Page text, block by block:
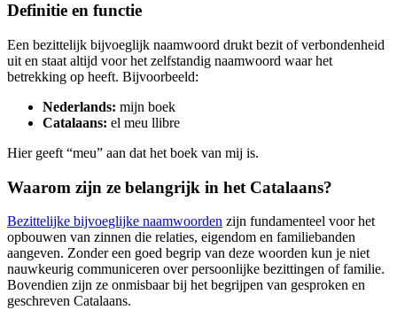
Definitie en functie
Een bezittelijk bijvoeglijk naamwoord drukt bezit of verbondenheid
uit en staat altijd voor het zelfstandig naamwoord waar het
betrekking op heeft. Bijvoorbeeld:
Nederlands: mijn boek
Catalaans: el meu llibre
Hier geeft “meu” aan dat het boek van mij is.
Waarom zijn ze belangrijk in het Catalaans?
Bezittelijke bijvoeglijke naamwoorden zijn fundamenteel voor het
opbouwen van zinnen die relaties, eigendom en familiebanden
aangeven. Zonder een goed begrip van deze woorden kun je niet
nauwkeurig communiceren over persoonlijke bezittingen of familie.
Bovendien zijn ze onmisbaar bij het begrijpen van gesproken en
geschreven Catalaans.